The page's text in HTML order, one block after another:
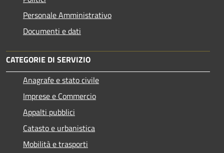
Personale Amministrativo
Documenti e dati
CATEGORIE DI SERVIZIO
Anagrafe e stato civile
Imprese e Commercio
Appalti pubblici
Catasto e urbanistica
Mobilità e trasporti